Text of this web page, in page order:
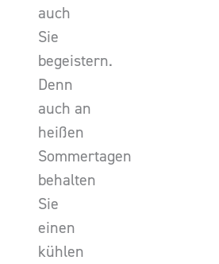
auch
Sie
begeistern.
Denn
auch an
heißen
Sommertagen
behalten
Sie
einen
kühlen